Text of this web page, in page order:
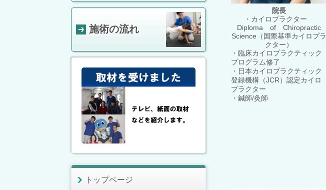
院長
・カイロプラクター
Diploma of Chiropractic
Science（国際基準カイロプラ
クター）
・臨床カイロプラクティック
プログラム修了
・日本カイロプラクティック
登録機構（JCR）認定カイロ
プラクター
・鍼師/灸師
施術の流れ
トップページ